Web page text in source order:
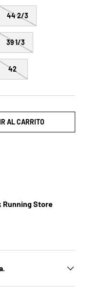
44 2/3
39 1/3
42
AL CARRITO
Running Store